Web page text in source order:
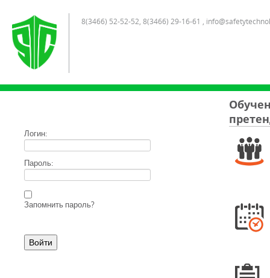
8(3466) 52-52-52, 8(3466) 29-16-61 ,
Логин:
Пароль:
Запомнить пароль?